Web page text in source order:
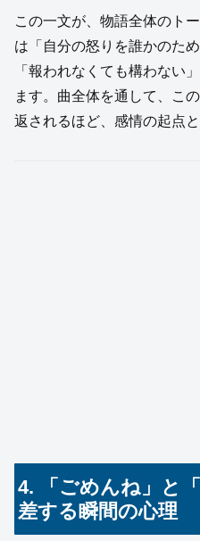
この一文が、物語全体のト
は「自分の怒りを誰かのた
「報われなくても構わない
ます。曲全体を通して、こ
返されるほど、感情の起点
4. 「ごめんね」と
差する瞬間の心理